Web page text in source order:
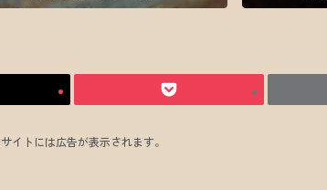
イトには広告が表示されます。